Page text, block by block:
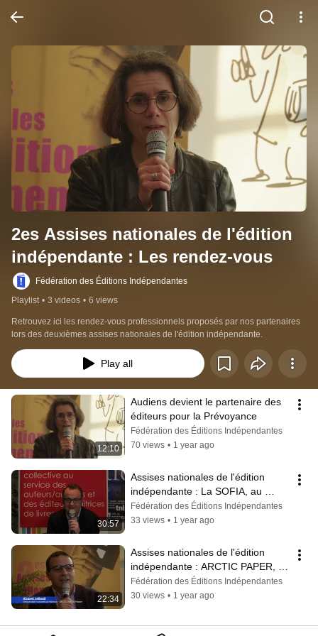
2es Assises nationales de l'édition
indépendante : Les rendez-vous
Fédération des Éditions Indépendantes
Playlist • 3 videos • 6 views
Retrouvez ici les rendez-vous professionnels proposés par nos partenaires
lors des deuxièmes assises nationales de l'édition indépendante.
Play all
12:10
Audiens devient le partenaire des
éditeurs pour la Prévoyance
Fédération des Éditions Indépendantes
70 views • 1 year ago
30:57
Assises nationales de l'édition
indépendante : La SOFIA, au
service des auteurs et des éditeurs
Fédération des Éditions Indépendantes
33 views • 1 year ago
22:34
Assises nationales de l'édition
indépendante : ARCTIC PAPER, au
service du livre de qualité
Fédération des Éditions Indépendantes
30 views • 1 year ago